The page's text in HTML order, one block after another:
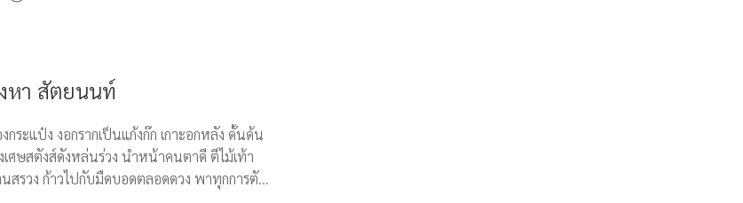
หา สัตยนนท์
ระแป๋ง งอกรากเป็นแก้งก๊ก เกาะอกหลัง ดั้นด้น
เศษสตังส์ดังหล่นร่วง นำหน้าคนตาดี ตีไม้เท้า
นสรวง ก้าวไปกับมืดบอดตลอดดวง พาทุกการตั...